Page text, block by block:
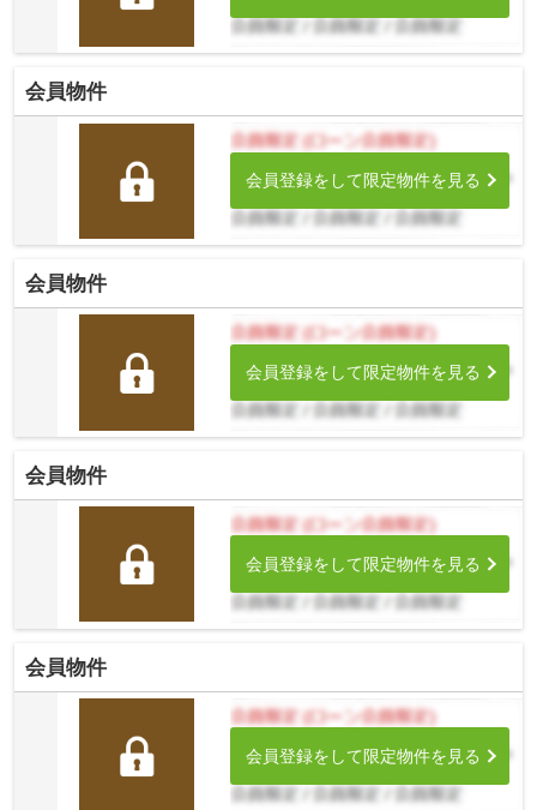
会員物件
会員登録をして限定物件を見る
会員物件
会員登録をして限定物件を見る
会員物件
会員登録をして限定物件を見る
会員物件
会員登録をして限定物件を見る